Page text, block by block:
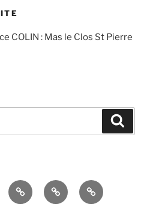
COLIN : Mas le Clos St Pierre
Hobby La
taille
Espace
domotique